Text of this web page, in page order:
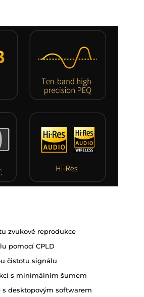
zvukové reprodukce
pomocí CPLD
čistotu signálu
s minimálním šumem
s desktopovým softwarem